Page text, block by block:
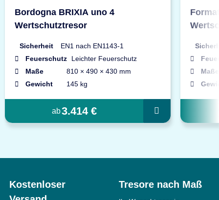
Bordogna BRIXIA uno 4
Wertschutztresor
Sicherheit
EN1 nach EN1143-1
Feuerschutz
Leichter Feuerschutz
Maße
810 × 490 × 430 mm
Gewicht
145 kg
ab3.414 €
Maße
Kostenloser
Tresore nach Maß